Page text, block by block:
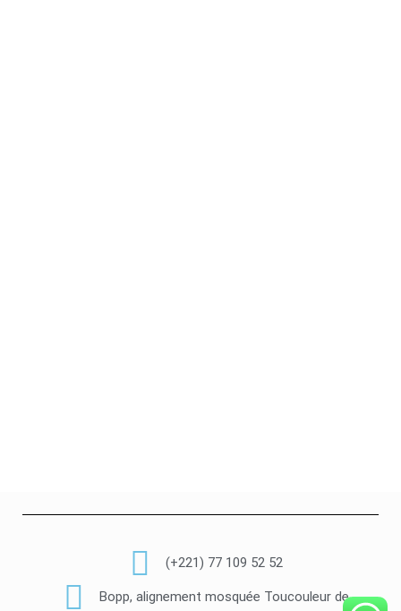
(+221) 77 109 52 52
Bopp, alignement mosquée Toucouleur de